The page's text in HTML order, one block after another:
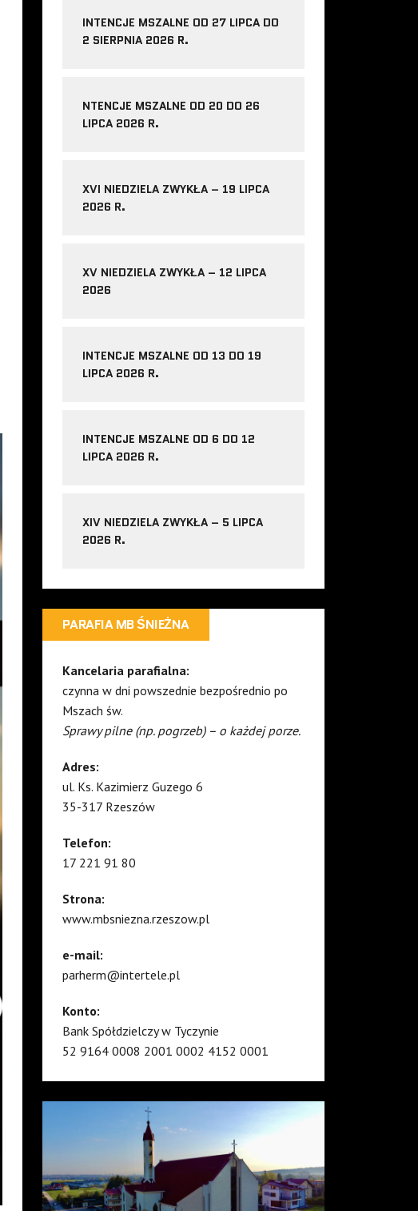
INTENCJE MSZALNE OD 27 LIPCA DO
2 SIERPNIA 2026 R.
NTENCJE MSZALNE OD 20 DO 26
LIPCA 2026 R.
XVI NIEDZIELA ZWYKŁA – 19 LIPCA
2026 R.
XV NIEDZIELA ZWYKŁA – 12 LIPCA
2026
INTENCJE MSZALNE OD 13 DO 19
LIPCA 2026 R.
INTENCJE MSZALNE OD 6 DO 12
LIPCA 2026 R.
XIV NIEDZIELA ZWYKŁA – 5 LIPCA
2026 R.
PARAFIA MB ŚNIEŻNA
Kancelaria parafialna:
czynna w dni powszednie bezpośrednio po
Mszach św.
Sprawy pilne (np. pogrzeb) – o każdej porze.
Adres:
ul. Ks. Kazimierz Guzego 6
35-317 Rzeszów
Telefon:
17 221 91 80
Strona:
www.mbsniezna.rzeszow.pl
e-mail:
parherm@intertele.pl
Konto:
Bank Spółdzielczy w Tyczynie
52 9164 0008 2001 0002 4152 0001